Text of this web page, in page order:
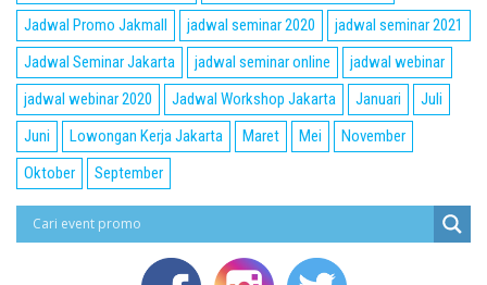
Jadwal Promo Jakmall
jadwal seminar 2020
jadwal seminar 2021
Jadwal Seminar Jakarta
jadwal seminar online
jadwal webinar
jadwal webinar 2020
Jadwal Workshop Jakarta Januari
Juli
Juni
Lowongan Kerja Jakarta Maret Mei
November
Oktober
September